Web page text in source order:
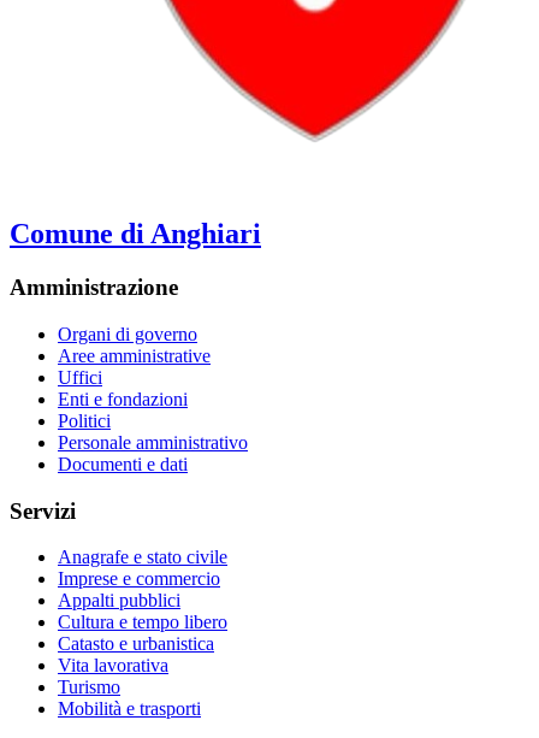
Comune di Anghiari
Amministrazione
Organi di governo
Aree amministrative
Uffici
Enti e fondazioni
Politici
Personale amministrativo
Documenti e dati
Servizi
Anagrafe e stato civile
Imprese e commercio
Appalti pubblici
Cultura e tempo libero
Catasto e urbanistica
Vita lavorativa
Turismo
Mobilità e trasporti